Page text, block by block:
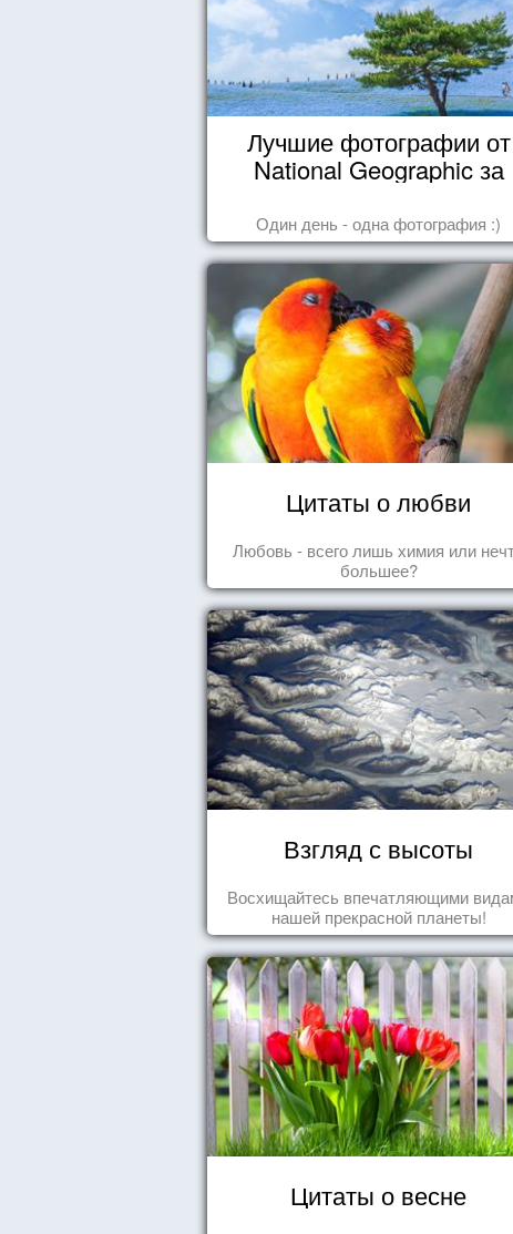
Лучшие фотографии от
National Geographic за
Один день - одна фотография :)
Цитаты о любви
Любовь - всего лишь химия или
большее?
Взгляд с высоты
Восхищайтесь впечатляющими
нашей прекрасной планеты!
Цитаты о весне